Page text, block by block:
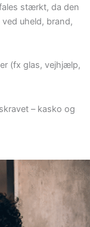
stærkt, da den
uheld, brand,
(fx glas, vejhjælp,
– kasko og